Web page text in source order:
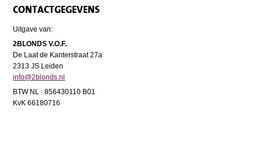
CONTACTGEGEVENS
Uitgave van:
2BLONDS V.O.F.
De Laat de Kanterstraat 27a
2313 JS Leiden
info@2blonds.nl
BTW NL : 856430110 B01
KvK 66180716